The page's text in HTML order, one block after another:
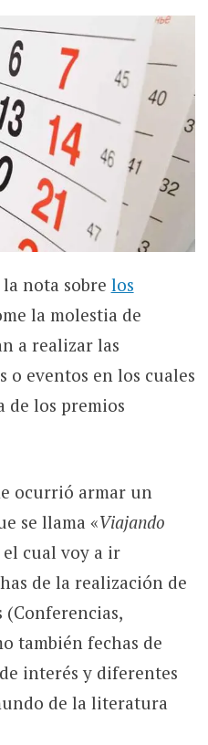
nota sobre los
la molestia de
a realizar las
o eventos en los cuales
de los premios
ocurrió armar un
se llama «Viajando
el cual voy a ir
de la realización de
también fechas de
interés y diferentes
de la literatura